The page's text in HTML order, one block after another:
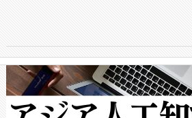
centers. Voltaiq
からシステム統合
クルの各段階のデ
[…]
トに対して約600
では、反射率10％
で向上し、最大検
ットだけで最大1